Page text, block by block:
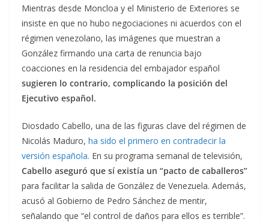
Mientras desde Moncloa y el Ministerio de Exteriores se
insiste en que no hubo negociaciones ni acuerdos con el
régimen venezolano, las imágenes que muestran a
González firmando una carta de renuncia bajo
coacciones en la residencia del embajador español
sugieren lo contrario, complicando la posición del
Ejecutivo español.
Diosdado Cabello, una de las figuras clave del régimen de
Nicolás Maduro, ha sido el primero en contradecir la
versión española. En su programa semanal de televisión,
Cabello aseguró que sí existía un “pacto de caballeros”
para facilitar la salida de González de Venezuela. Además,
acusó al Gobierno de Pedro Sánchez de mentir,
señalando que “el control de daños para ellos es terrible”.